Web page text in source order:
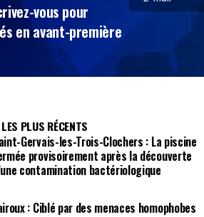
vous pour
en avant-première
LES PLUS RÉCENTS
Gervais-les-Trois-Clochers : La piscine
provisoirement après la découverte
contamination bactériologique
: Ciblé par des menaces homophobes